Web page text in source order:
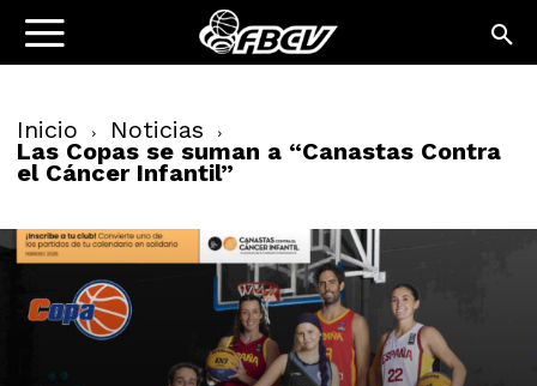
Inicio Noticias
Las Copas se suman a “Canastas Contra
el Cáncer Infantil”